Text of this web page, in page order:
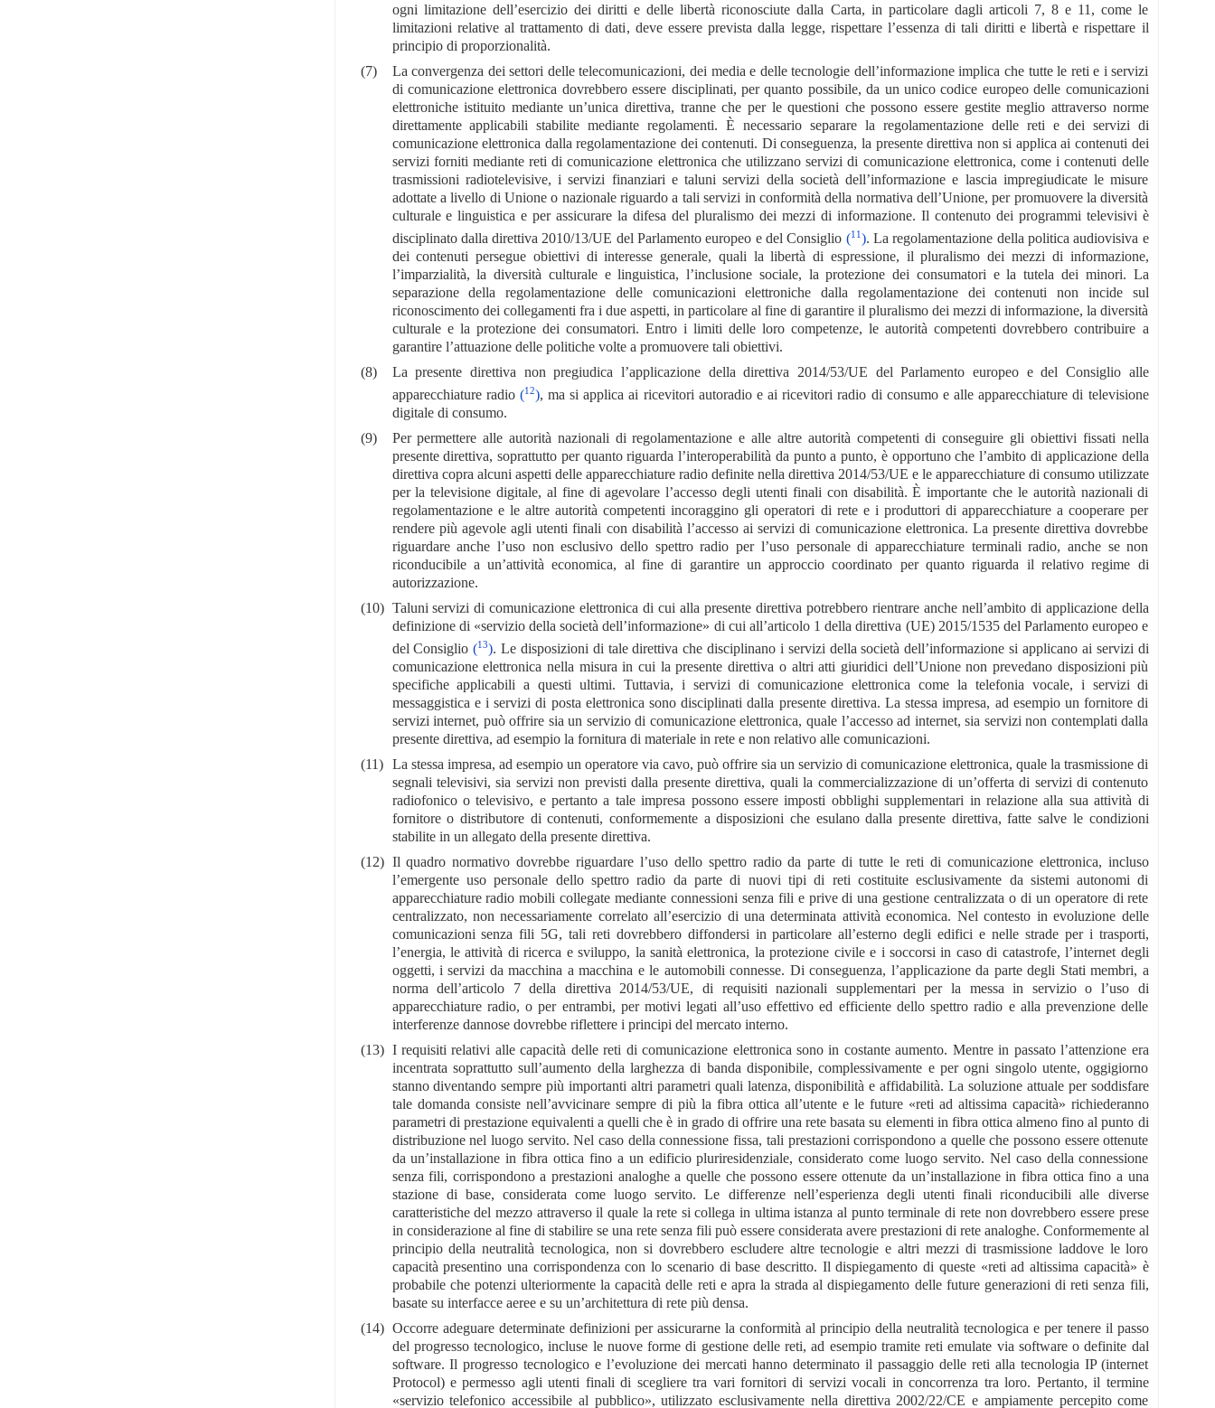
ogni limitazione dell’esercizio dei diritti e delle libertà riconosciute dalla Carta, in particolare dagli articoli 7, 8 e 11, come le
limitazioni relative al trattamento di dati, deve essere prevista dalla legge, rispettare l’essenza di tali diritti e libertà e rispettare il
principio di proporzionalità.
(7)
La convergenza dei settori delle telecomunicazioni, dei media e delle tecnologie dell’informazione implica che tutte le reti e i servizi
di comunicazione elettronica dovrebbero essere disciplinati, per quanto possibile, da un unico codice europeo delle comunicazioni
elettroniche istituito mediante un’unica direttiva, tranne che per le questioni che possono essere gestite meglio attraverso norme
direttamente applicabili stabilite mediante regolamenti. È necessario separare la regolamentazione delle reti e dei servizi di
comunicazione elettronica dalla regolamentazione dei contenuti. Di conseguenza, la presente direttiva non si applica ai contenuti dei
servizi forniti mediante reti di comunicazione elettronica che utilizzano servizi di comunicazione elettronica, come i contenuti delle
trasmissioni radiotelevisive, i servizi finanziari e taluni servizi della società dell’informazione e lascia impregiudicate le misure
adottate a livello di Unione o nazionale riguardo a tali servizi in conformità della normativa dell’Unione, per promuovere la diversità
culturale e linguistica e per assicurare la difesa del pluralismo dei mezzi di informazione. Il contenuto dei programmi televisivi è
disciplinato dalla direttiva 2010/13/UE del Parlamento europeo e del Consiglio (11). La regolamentazione della politica audiovisiva e
dei contenuti persegue obiettivi di interesse generale, quali la libertà di espressione, il pluralismo dei mezzi di informazione,
l’imparzialità, la diversità culturale e linguistica, l’inclusione sociale, la protezione dei consumatori e la tutela dei minori. La
separazione della regolamentazione delle comunicazioni elettroniche dalla regolamentazione dei contenuti non incide sul
riconoscimento dei collegamenti fra i due aspetti, in particolare al fine di garantire il pluralismo dei mezzi di informazione, la diversità
culturale e la protezione dei consumatori. Entro i limiti delle loro competenze, le autorità competenti dovrebbero contribuire a
garantire l’attuazione delle politiche volte a promuovere tali obiettivi.
(8)
La presente direttiva non pregiudica l’applicazione della direttiva 2014/53/UE del Parlamento europeo e del Consiglio alle
apparecchiature radio (12), ma si applica ai ricevitori autoradio e ai ricevitori radio di consumo e alle apparecchiature di televisione
digitale di consumo.
(9)
Per permettere alle autorità nazionali di regolamentazione e alle altre autorità competenti di conseguire gli obiettivi fissati nella
presente direttiva, soprattutto per quanto riguarda l’interoperabilità da punto a punto, è opportuno che l’ambito di applicazione della
direttiva copra alcuni aspetti delle apparecchiature radio definite nella direttiva 2014/53/UE e le apparecchiature di consumo utilizzate
per la televisione digitale, al fine di agevolare l’accesso degli utenti finali con disabilità. È importante che le autorità nazionali di
regolamentazione e le altre autorità competenti incoraggino gli operatori di rete e i produttori di apparecchiature a cooperare per
rendere più agevole agli utenti finali con disabilità l’accesso ai servizi di comunicazione elettronica. La presente direttiva dovrebbe
riguardare anche l’uso non esclusivo dello spettro radio per l’uso personale di apparecchiature terminali radio, anche se non
riconducibile a un’attività economica, al fine di garantire un approccio coordinato per quanto riguarda il relativo regime di
autorizzazione.
(10) Taluni servizi di comunicazione elettronica di cui alla presente direttiva potrebbero rientrare anche nell’ambito di applicazione della
definizione di «servizio della società dell’informazione» di cui all’articolo 1 della direttiva (UE) 2015/1535 del Parlamento europeo e
del Consiglio(13). Le disposizioni di tale direttiva che disciplinano i servizi della società dell’informazione si applicano ai servizi di
comunicazione elettronica nella misura in cui la presente direttiva o altri atti giuridici dell’Unione non prevedano disposizioni più
specifiche applicabili a questi ultimi. Tuttavia, i servizi di comunicazione elettronica come la telefonia vocale, i servizi di
messaggistica e i servizi di posta elettronica sono disciplinati dalla presente direttiva. La stessa impresa, ad esempio un fornitore di
servizi internet, può offrire sia un servizio di comunicazione elettronica, quale l’accesso ad internet, sia servizi non contemplati dalla
presente direttiva, ad esempio la fornitura di materiale in rete e non relativo alle comunicazioni.
(11)
La stessa impresa, ad esempio un operatore via cavo, può offrire sia un servizio di comunicazione elettronica, quale la trasmissione di
segnali televisivi, sia servizi non previsti dalla presente direttiva, quali la commercializzazione di un’offerta di servizi di contenuto
radiofonico o televisivo, e pertanto a tale impresa possono essere imposti obblighi supplementari in relazione alla sua attività di
fornitore o distributore di contenuti, conformemente a disposizioni che esulano dalla presente direttiva, fatte salve le condizioni
stabilite in un allegato della presente direttiva.
(12) Il quadro normativo dovrebbe riguardare l’uso dello spettro radio da parte di tutte le reti di comunicazione elettronica, incluso
l’emergente uso personale dello spettro radio da parte di nuovi tipi di reti costituite esclusivamente da sistemi autonomi di
apparecchiature radio mobili collegate mediante connessioni senza fili e prive di una gestione centralizzata o di un operatore di rete
centralizzato, non necessariamente correlato all’esercizio di una determinata attività economica. Nel contesto in evoluzione delle
comunicazioni senza fili 5G, tali reti dovrebbero diffondersi in particolare all’esterno degli edifici e nelle strade per i trasporti,
l’energia, le attività di ricerca e sviluppo, la sanità elettronica, la protezione civile e i soccorsi in caso di catastrofe, l’internet degli
oggetti, i servizi da macchina a macchina e le automobili connesse. Di conseguenza, l’applicazione da parte degli Stati membri, a
norma dell’articolo 7 della direttiva 2014/53/UE, di requisiti nazionali supplementari per la messa in servizio o l’uso di
apparecchiature radio, o per entrambi, per motivi legati all’uso effettivo ed efficiente dello spettro radio e alla prevenzione delle
interferenze dannose dovrebbe riflettere i principi del mercato interno.
(13) I requisiti relativi alle capacità delle reti di comunicazione elettronica sono in costante aumento. Mentre in passato l’attenzione era
incentrata soprattutto sull’aumento della larghezza di banda disponibile, complessivamente e per ogni singolo utente, oggigiorno
stanno diventando sempre più importanti altri parametri quali latenza, disponibilità e affidabilità. La soluzione attuale per soddisfare
tale domanda consiste nell’avvicinare sempre di più la fibra ottica all’utente e le future «reti ad altissima capacità» richiederanno
parametri di prestazione equivalenti a quelli che è in grado di offrire una rete basata su elementi in fibra ottica almeno fino al punto di
distribuzione nel luogo servito. Nel caso della connessione fissa, tali prestazioni corrispondono a quelle che possono essere ottenute
da un’installazione in fibra ottica fino a un edificio pluriresidenziale, considerato come luogo servito. Nel caso della connessione
senza fili, corrispondono a prestazioni analoghe a quelle che possono essere ottenute da un’installazione in fibra ottica fino a una
stazione di base, considerata come luogo servito. Le differenze nell’esperienza degli utenti finali riconducibili alle diverse
caratteristiche del mezzo attraverso il quale la rete si collega in ultima istanza al punto terminale di rete non dovrebbero essere prese
in considerazione al fine di stabilire se una rete senza fili può essere considerata avere prestazioni di rete analoghe. Conformemente al
principio della neutralità tecnologica, non si dovrebbero escludere altre tecnologie e altri mezzi di trasmissione laddove le loro
capacità presentino una corrispondenza con lo scenario di base descritto. Il dispiegamento di queste «reti ad altissima capacità» è
probabile che potenzi ulteriormente la capacità delle reti e apra la strada al dispiegamento delle future generazioni di reti senza fili,
basate su interfacce aeree e su un’architettura di rete più densa.
(14) Occorre adeguare determinate definizioni per assicurarne la conformità al principio della neutralità tecnologica e per tenere il passo
del progresso tecnologico, incluse le nuove forme di gestione delle reti, ad esempio tramite reti emulate via software o definite dal
software. Il progresso tecnologico e l’evoluzione dei mercati hanno determinato il passaggio delle reti alla tecnologia IP (internet
Protocol) e permesso agli utenti finali di scegliere tra vari fornitori di servizi vocali in concorrenza tra loro. Pertanto, il termine
«servizio telefonico accessibile al pubblico», utilizzato esclusivamente nella direttiva 2002/22/CE e ampiamente percepito come